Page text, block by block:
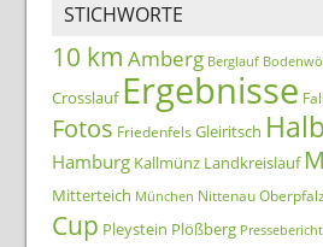
STICHWORTE
10 km Amberg Berglauf
Crosslauf Ergebnisse
Fotos Friedenfels Gleiritsch
Hamburg Kallmünz Landkreislauf
Mitterteich München Nittenau
Cup Pleystein Plößberg Pressebericht